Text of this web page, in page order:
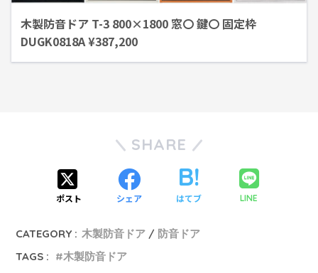
木製防音ドア T-3 800×1800 窓〇 鍵〇 固定枠
DUGK0818A ¥387,200
SHARE
ポスト シェア はてブ LINE
CATEGORY : 木製防音ドア
防音ドア
TAGS :
木製防音ドア